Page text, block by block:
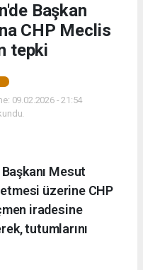
Başkan
CHP Meclis
tepki
09.02.2026 - 21:54
Mesut
etmesi üzerine CHP
iradesine
tutumlarını